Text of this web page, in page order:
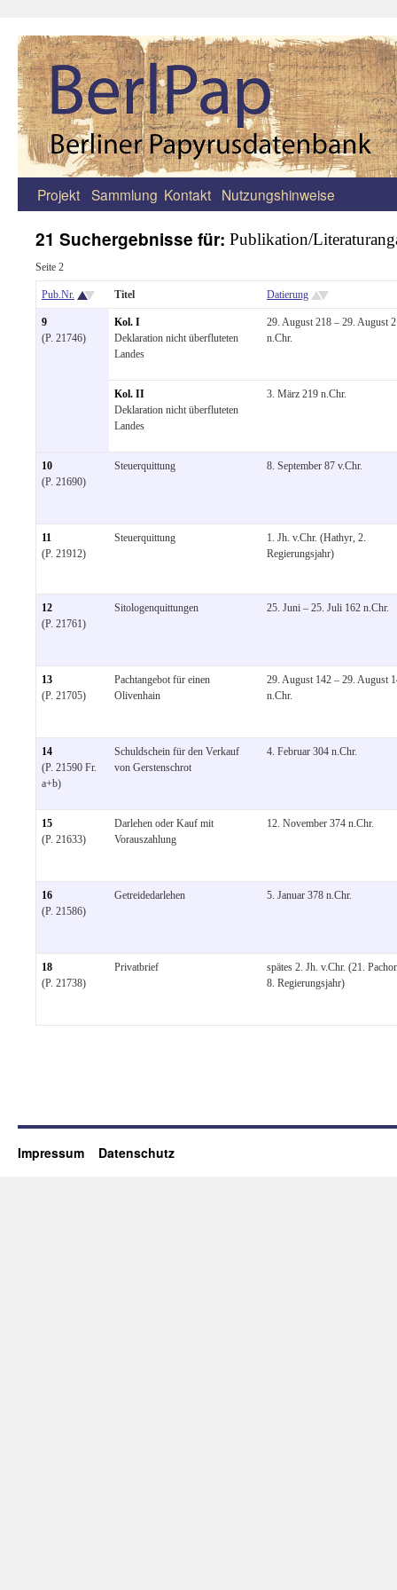
Zum
springen
Projekt Sammlung Kontakt Nutzungshinweise
21 Suchergebnisse für: Publikation/
Seite 2
Pub.Nr. Titel Datierung
9
(P. 21746)
Kol. I
Deklaration nicht überfluteten
Landes
29. August 218 – 29. August
n.Chr.
Kol. II
Deklaration nicht überfluteten
Landes
3. März 219 n.Chr.
10
(P. 21690)
Steuerquittung 8. September 87 v.Chr.
11
(P. 21912)
Steuerquittung
1. Jh. v.Chr. (Hathyr, 2.
Regierungsjahr)
12
(P. 21761)
Sitologenquittungen 25. Juni – 25. Juli 162 n.Chr.
13
(P. 21705)
Pachtangebot für einen
Olivenhain
29. August 142 – 29. August
n.Chr.
14
(P. 21590 Fr.
a+b)
Schuldschein für den Verkauf
von Gerstenschrot
4. Februar 304 n.Chr.
15
(P. 21633)
Darlehen oder Kauf mit
Vorauszahlung
12. November 374 n.Chr.
16
(P. 21586)
Getreidedarlehen 5. Januar 378 n.Chr.
18
(P. 21738)
Privatbrief
spätes 2. Jh. v.Chr. (21.
8. Regierungsjahr)
Impressum Datenschutz